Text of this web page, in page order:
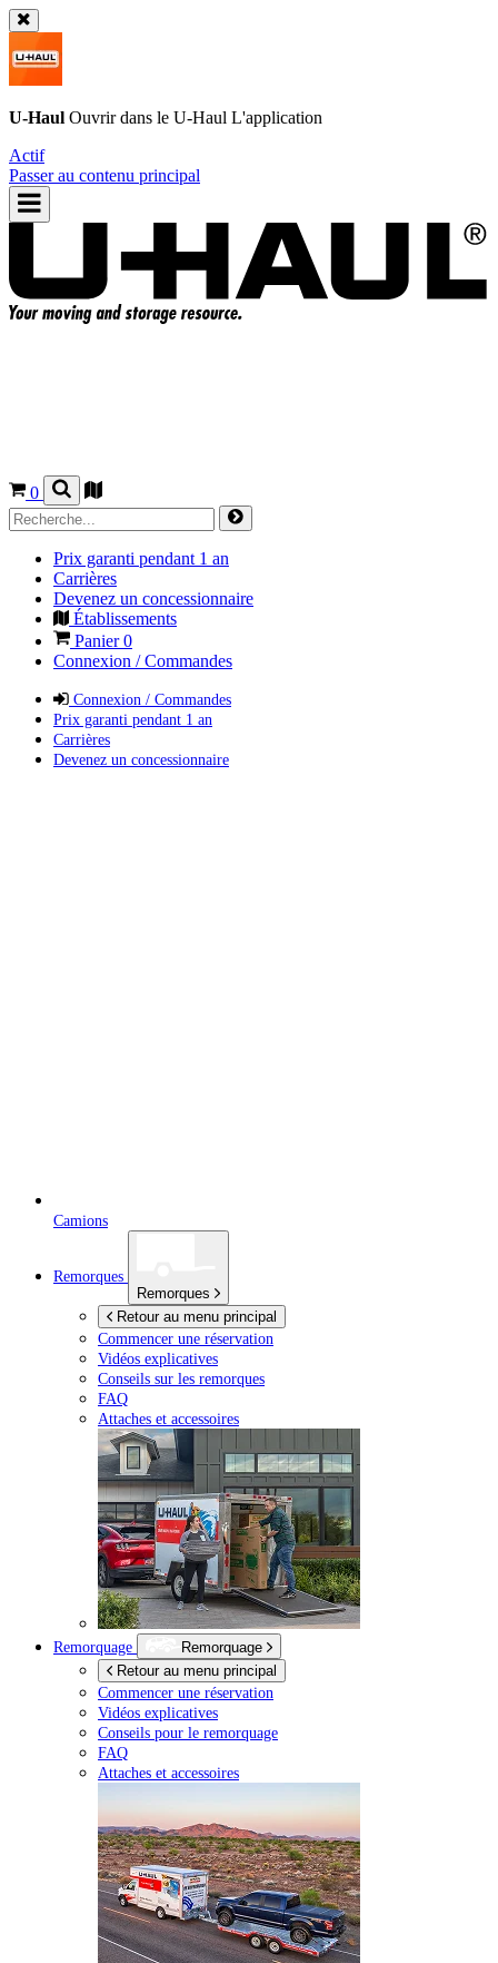
U-Haul Ouvrir dans le U-Haul L'application
Actif
Passer au contenu principal
0
Prix garanti pendant 1 an
Carrières
Devenez un concessionnaire
Établissements
Panier0
Connexion / Commandes
Connexion / Commandes
Prix garanti pendant 1 an
Carrières
Devenez un concessionnaire
Camions
Remorques
Remorques
Retour au menu principal
Commencer une réservation
Vidéos explicatives
Conseils sur les remorques
FAQ
Attaches et accessoires
Remorquage
Remorquage
Retour au menu principal
Commencer une réservation
Vidéos explicatives
Conseils pour le remorquage
FAQ
Attaches et accessoires